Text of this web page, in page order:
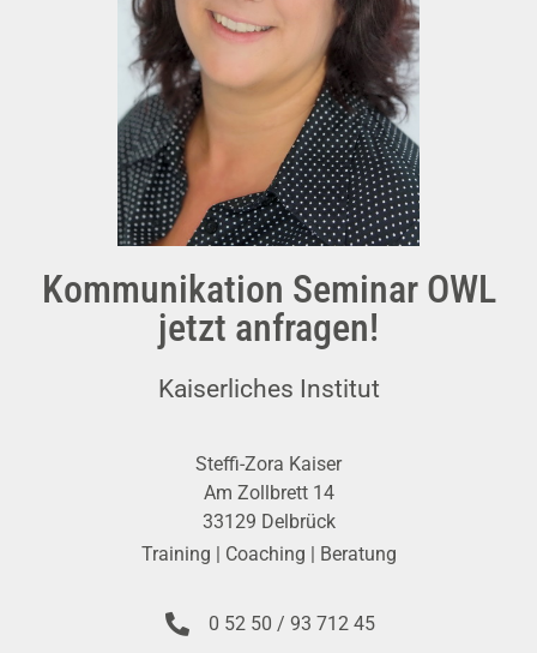
Kommunikation Seminar OWL
jetzt anfragen!
Kaiserliches Institut
Steffi-Zora Kaiser
Am Zollbrett 14
33129 Delbrück
Training | Coaching | Beratung
0 52 50 / 93 712 45